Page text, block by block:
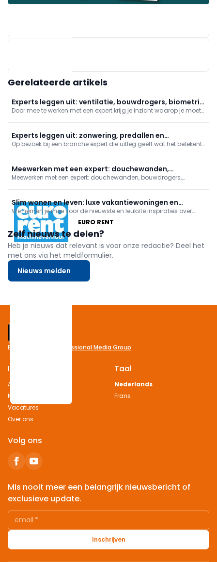
EURO RENT
Gerelateerde artikels
Experts leggen uit: ventilatie, bouwdrogers, biometrie
en gevels
Door mee te werken met een expert krijg je inzicht waarop je moet
biometrische beveiliging, vertellen we meer over bouwdr
Experts leggen uit: zonwering, predallen en
dakdichting
Op bezoek bij een branche expert die uitleg geeft wat het betekent
Meewerken met een expert: douchewanden,
bouwdrogers, gevelisolatie en asbest herkennen
Meewerken met een expert: douchewanden, bouwdrogers,
Slim wonen en leven: luxe vakantiewoningen en
bouwdrogers
We nemen je mee voor de nieuwste en leukste inspiraties over
lifestyle en wonen. In deze reportage: luxe vakantiewoningen,
bouwdrogers ... en een follow-up van de aminozuren!
Zelf nieuws te delen?
Heb je nieuws dat relevant is voor onze redactie? Deel het
met ons via het meldformulier.
Nieuws melden
Footer
Een uitgave van Professional Media Group
Informatie
Adverteren
Nieuws melden
Vacatures
Over ons
Taal
Nederlands
Frans
Volg ons
Mis nooit meer een belangrijk nieuwsbericht of
exclusieve update.
email *
Inschrijven